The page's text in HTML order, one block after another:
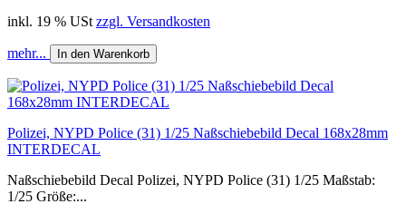
inkl. 19 % USt zzgl. Versandkosten
mehr... In den Warenkorb
Polizei, NYPD Police (31) 1/25 Naßschiebebild Decal 168x28mm
INTERDECAL
Naßschiebebild Decal Polizei, NYPD Police (31) 1/25 Maßstab:
1/25 Größe:...